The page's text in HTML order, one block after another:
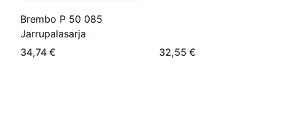
Brembo P 50 085
Jarrupalasarja
34,74 €
32,55 €